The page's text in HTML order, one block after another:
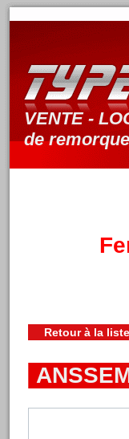
VENTE -
de
Retour à la liste